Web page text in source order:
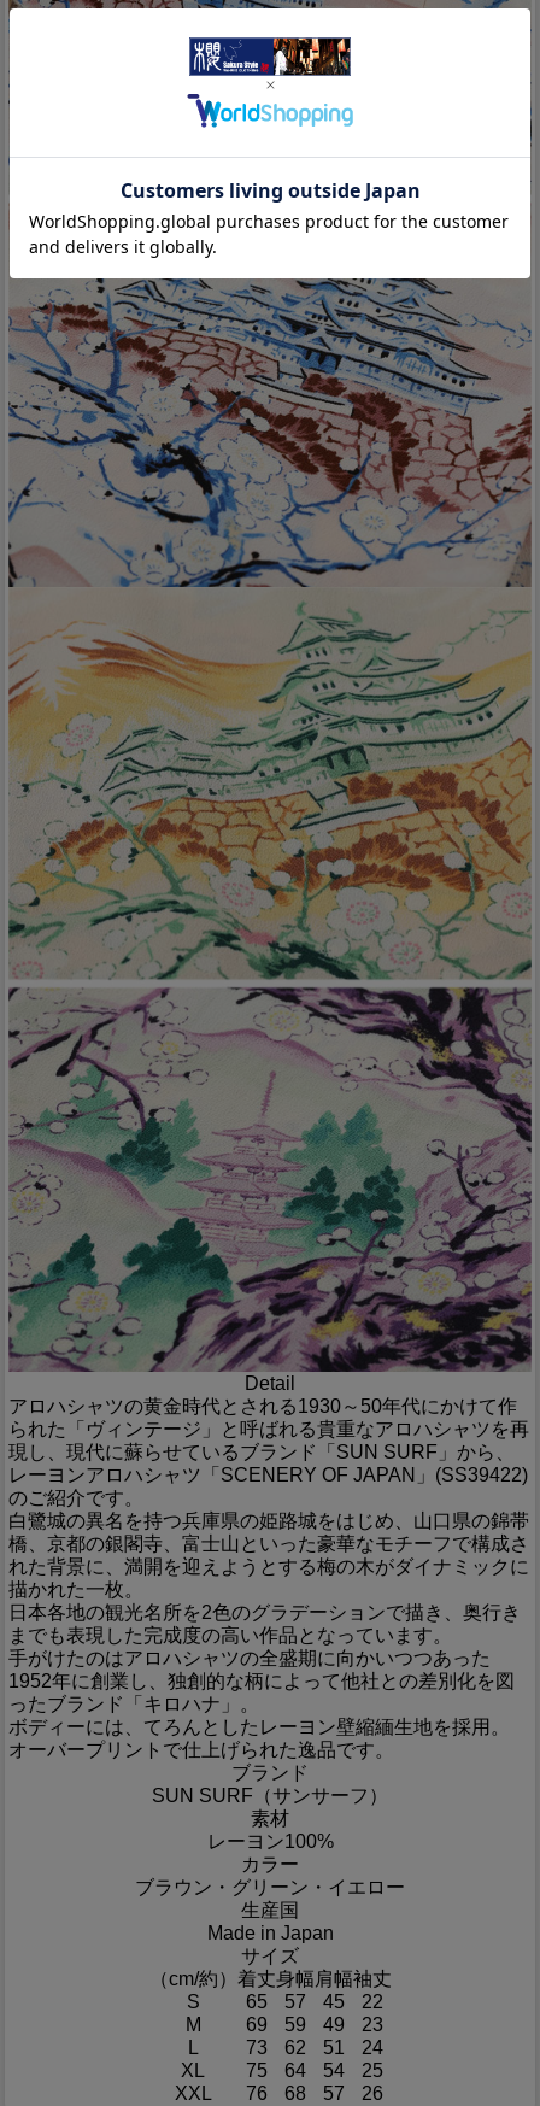
Detail
アロハシャツの黄金時代とされる1930～50年代にかけて作
られた「ヴィンテージ」と呼ばれる貴重なアロハシャツを再
現し、現代に蘇らせているブランド「SUN SURF」から、
レーヨンアロハシャツ「SCENERY OF JAPAN」(SS39422)
のご紹介です。
白鷺城の異名を持つ兵庫県の姫路城をはじめ、山口県の錦帯
橋、京都の銀閣寺、富士山といった豪華なモチーフで構成さ
れた背景に、満開を迎えようとする梅の木がダイナミックに
描かれた一枚。
日本各地の観光名所を2色のグラデーションで描き、奥行き
までも表現した完成度の高い作品となっています。
手がけたのはアロハシャツの全盛期に向かいつつあった
1952年に創業し、独創的な柄によって他社との差別化を図
ったブランド「キロハナ」。
ボディーには、てろんとしたレーヨン壁縮緬生地を採用。
オーバープリントで仕上げられた逸品です。
ブランド
SUN SURF（サンサーフ）
素材
レーヨン100%
カラー
ブラウン・グリーン・イエロー
生産国
Made in Japan
サイズ
（cm/約） 着丈身幅肩幅袖丈
S
65 57 45
22
M
69 59 49
23
L
73 62 51
24
XL
75 64 54
25
XXL
76 68 57 26